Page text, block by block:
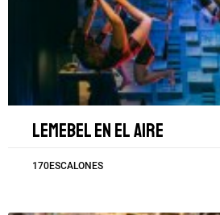
Lemebel en el aire
170ESCALONES